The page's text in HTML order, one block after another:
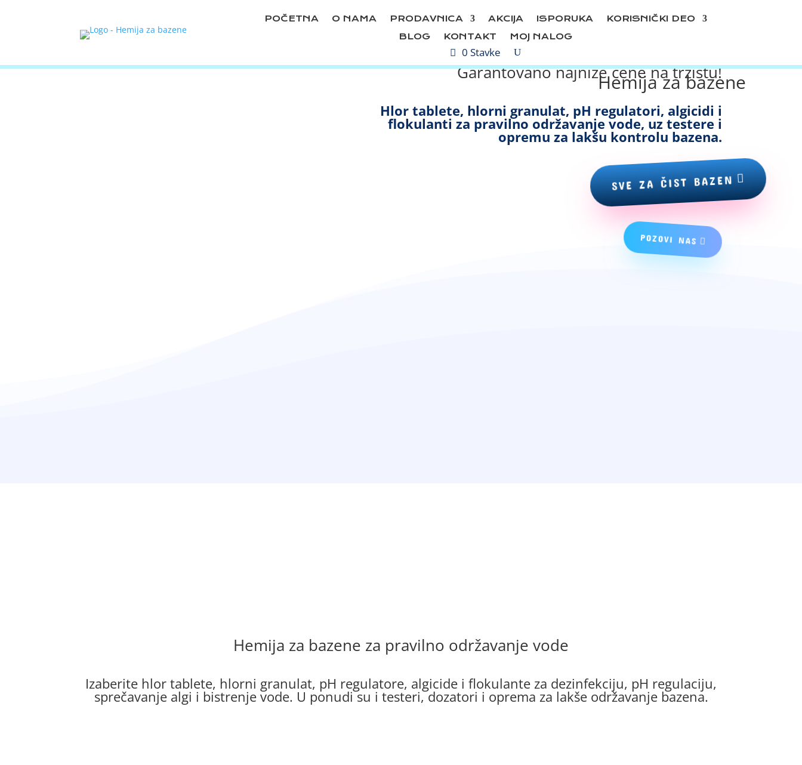
POČETNA O NAMA PRODAVNICA AKCIJA ISPORUKA
KORISNIČKI DEO
BLOG
KONTAKT MOJ NALOG
0 Stavke
Hemija za bazene
Garantovano najniže cene na tržištu!
Hlor tablete, hlorni granulat, pH regulatori, algicidi i
flokulanti za pravilno održavanje vode, uz testere i
opremu za lakšu kontrolu bazena.
SVE ZA ČIST BAZEN
POZOVI NAS
Hemija za bazene za pravilno održavanje vode
Izaberite hlor tablete, hlorni granulat, pH regulatore, algicide i flokulante za dezinfekciju, pH regulaciju,
sprečavanje algi i bistrenje vode. U ponudi su i testeri, dozatori i oprema za lakše održavanje bazena.